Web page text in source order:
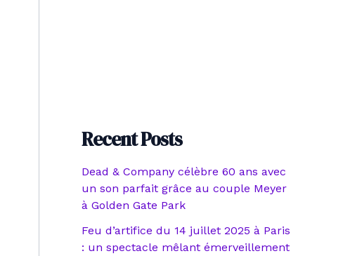
Recent Posts
Dead & Company célèbre 60 ans avec
un son parfait grâce au couple Meyer
à Golden Gate Park
Feu d’artifice du 14 juillet 2025 à Paris
: un spectacle mêlant émerveillement